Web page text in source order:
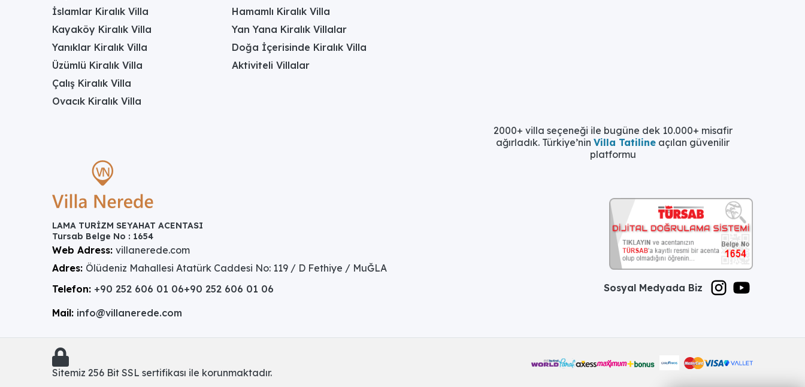
İslamlar Kiralık Villa
Kayaköy Kiralık Villa
Yanıklar Kiralık Villa
Üzümlü Kiralık Villa
Çalış Kiralık Villa
Ovacık Kiralık Villa
Hamamlı Kiralık Villa
Yan Yana Kiralık Villalar
Doğa İçerisinde Kiralık Villa
Aktiviteli Villalar
2000+ villa seçeneği ile bugüne dek 10.000+ misafir
ağırladık. Türkiye’nin Villa Tatiline açılan güvenilir
platformu
LAMA TURİZM SEYAHAT ACENTASI
Tursab Belge No : 1654
Web Adress: villanerede.com
Adres: Ölüdeniz Mahallesi Atatürk Caddesi No: 119 / D Fethiye / MuĞLA
Telefon: +90 252 606 01 06+90 252 606 01 06
Mail: info@villanerede.com
Sosyal Medyada Biz
Sitemiz 256 Bit SSL sertifikası ile korunmaktadır.